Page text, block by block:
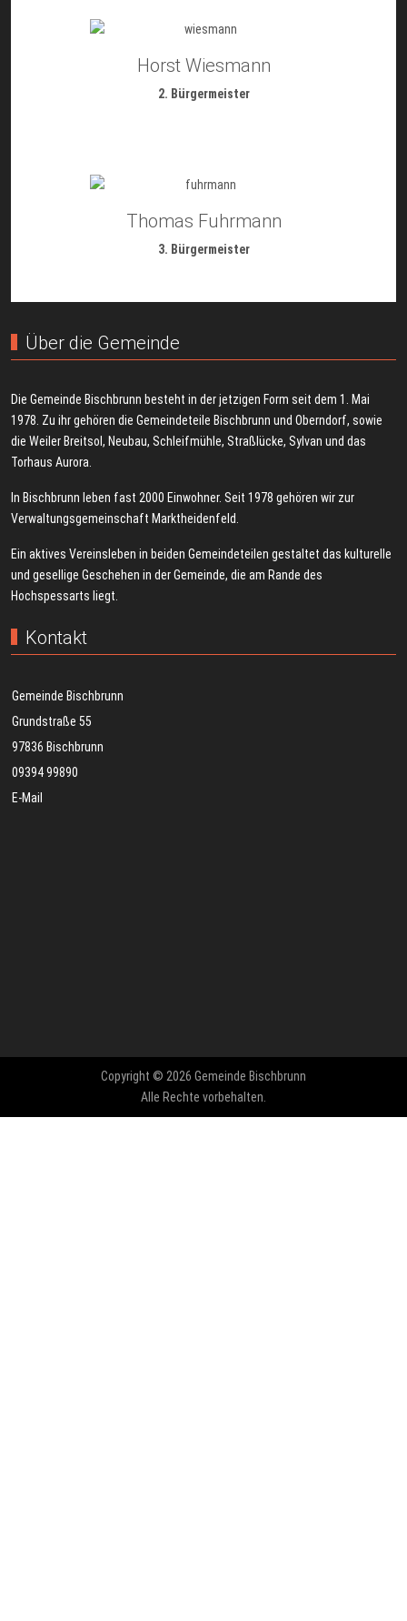
Horst Wiesmann
2. Bürgermeister
Thomas Fuhrmann
3. Bürgermeister
Über die Gemeinde
Die Gemeinde Bischbrunn besteht in der jetzigen Form seit dem 1. Mai
1978. Zu ihr gehören die Gemeindeteile Bischbrunn und Oberndorf, sowie
die Weiler Breitsol, Neubau, Schleifmühle, Straßlücke, Sylvan und das
Torhaus Aurora.
In Bischbrunn leben fast 2000 Einwohner. Seit 1978 gehören wir zur
Verwaltungsgemeinschaft Marktheidenfeld.
Ein aktives Vereinsleben in beiden Gemeindeteilen gestaltet das kulturelle
und gesellige Geschehen in der Gemeinde, die am Rande des
Hochspessarts liegt.
Kontakt
Gemeinde Bischbrunn
Grundstraße 55
97836 Bischbrunn
09394 99890
E-Mail
Copyright © 2026 Gemeinde Bischbrunn
Alle Rechte vorbehalten.